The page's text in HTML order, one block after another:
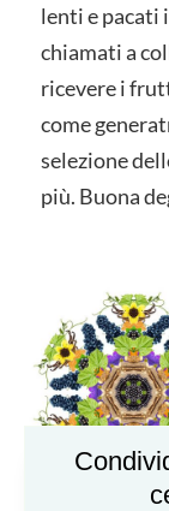
lenti e pacati
chiamati a
ricevere i
come
selezione
più. Buona